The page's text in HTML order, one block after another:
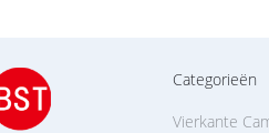
Categorieën
Vierkante